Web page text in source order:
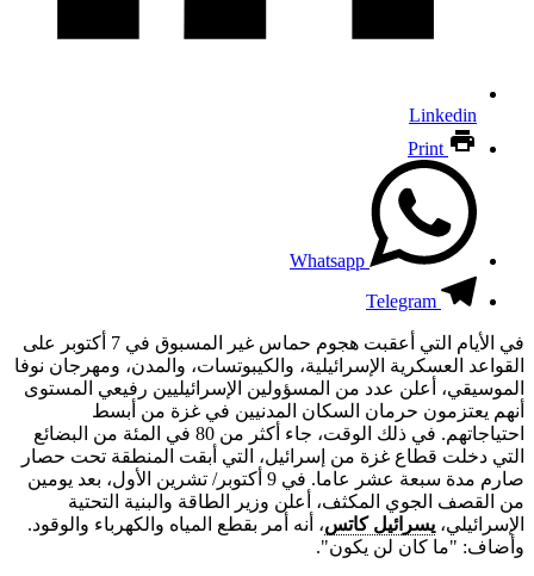
Linkedin
Print
Whatsapp
Telegram
في الأيام التي أعقبت هجوم حماس غير المسبوق في 7 أكتوبر على
القواعد العسكرية الإسرائيلية، والكيبوتسات، والمدن، ومهرجان نوفا
الموسيقي، أعلن عدد من المسؤولين الإسرائيليين رفيعي المستوى
أنهم يعتزمون حرمان السكان المدنيين في غزة من أبسط
احتياجاتهم. في ذلك الوقت، جاء أكثر من 80 في المئة من البضائع
التي دخلت قطاع غزة من إسرائيل، التي أبقت المنطقة تحت حصار
صارم مدة سبعة عشر عاما. في 9 أكتوبر/ تشرين الأول، بعد يومين
من القصف الجوي المكثف، أعلن وزير الطاقة والبنية التحتية
الإسرائيلي، يسرائيل كاتس، أنه أمر بقطع المياه والكهرباء والوقود.
وأضاف: "ما كان لن يكون".